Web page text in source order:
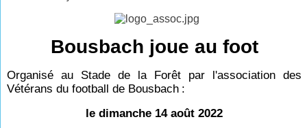
Bousbach joue au foot
Organisé au Stade de la Forêt par l'association des
Vétérans du football de Bousbach :
le dimanche 14 août 2022